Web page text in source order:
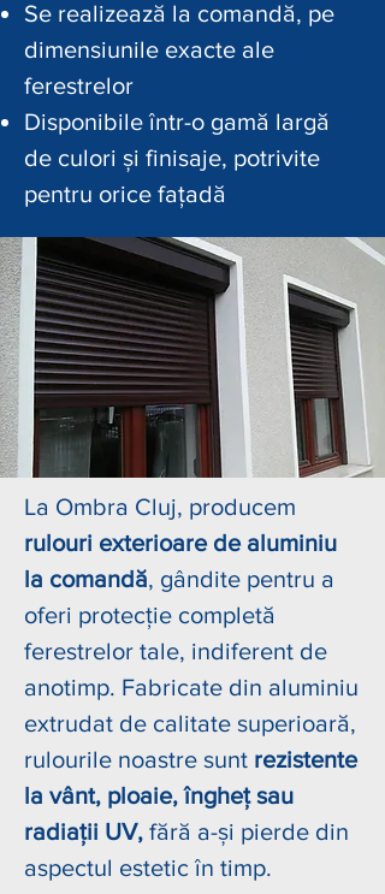
Se realizează la comandă, pe
dimensiunile exacte ale
ferestrelor
Disponibile într-o gamă largă
de culori și finisaje, potrivite
pentru orice fațadă
La Ombra Cluj, producem
rulouri exterioare de aluminiu
la comandă, gândite pentru a
oferi protecție completă
ferestrelor tale, indiferent de
anotimp. Fabricate din aluminiu
extrudat de calitate superioară,
rulourile noastre sunt rezistente
la vânt, ploaie, îngheț sau
radiații UV, fără a-și pierde din
aspectul estetic în timp.